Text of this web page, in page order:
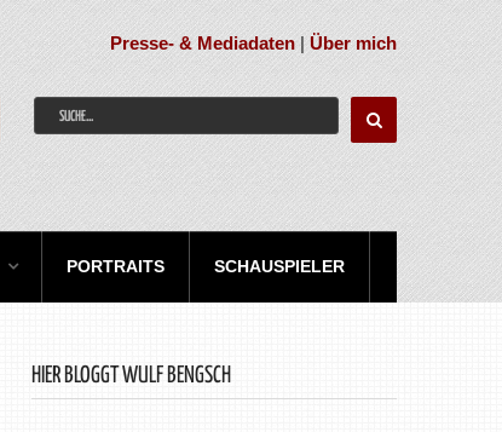
Presse- & Mediadaten |Über mich
PORTRAITS SCHAUSPIELER
HIER BLOGGT WULF BENGSCH